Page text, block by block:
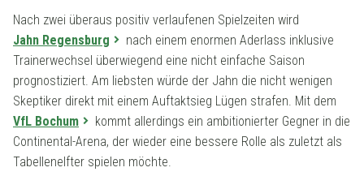
Nach zwei überaus positiv verlaufenen Spielzeiten wird
Jahn Regensburg
nach einem enormen Aderlass inklusive
Trainerwechsel überwiegend eine nicht einfache Saison
prognostiziert. Am liebsten würde der Jahn die nicht wenigen
Skeptiker direkt mit einem Auftaktsieg Lügen strafen. Mit dem
VfL Bochum
kommt allerdings ein ambitionierter Gegner in die
Continental-Arena, der wieder eine bessere Rolle als zuletzt als
Tabellenelfter spielen möchte.